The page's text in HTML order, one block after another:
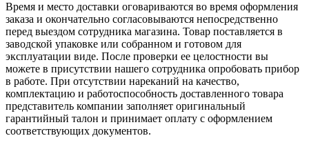
Время и место доставки оговариваются во время оформления
заказа и окончательно согласовываются непосредственно
перед выездом сотрудника магазина. Товар поставляется в
заводской упаковке или собранном и готовом для
эксплуатации виде. После проверки ее целостности вы
можете в присутствии нашего сотрудника опробовать прибор
в работе. При отсутствии нареканий на качество,
комплектацию и работоспособность доставленного товара
представитель компании заполняет оригинальный
гарантийный талон и принимает оплату с оформлением
соответствующих документов.